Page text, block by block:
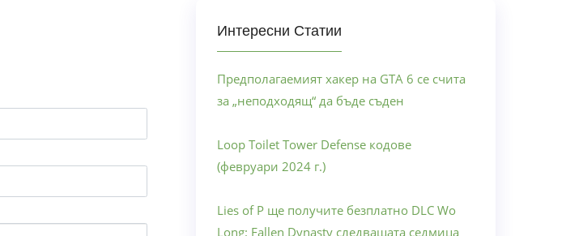
Интересни Статии
Предполагаемият хакер на GTA 6 се счита
за „неподходящ“ да бъде съден
Loop Toilet Tower Defense кодове
(февруари 2024 г.)
Lies of P ще получите безплатно DLC Wo
Long: Fallen Dynasty следващата седмица